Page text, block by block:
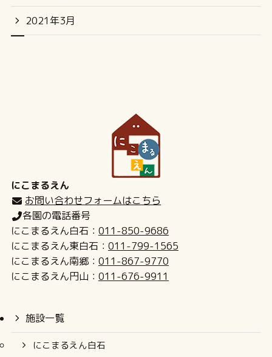
2021年3月
にこまるえん
お問い合わせフォームはこちら
各園の電話番号
にこまるえん白石： 011-850-9686
にこまるえん東白石： 011-799-1565
にこまるえん南郷： 011-867-9770
にこまるえん円山： 011-676-9911
施設一覧
にこまるえん白石